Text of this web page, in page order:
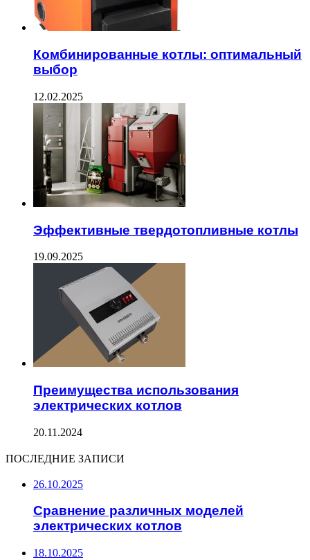
Комбинированные котлы: оптимальный
выбор
12.02.2025
Эффективные твердотопливные котлы
19.09.2025
Преимущества использования
электрических котлов
20.11.2024
ПОСЛЕДНИЕ ЗАПИСИ
26.10.2025
Сравнение различных моделей
электрических котлов
18.10.2025